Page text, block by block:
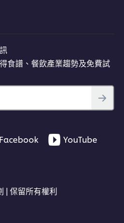
食譜、餐飲產業趨勢及免費試
Facebook
YouTube
| 保留所有權利